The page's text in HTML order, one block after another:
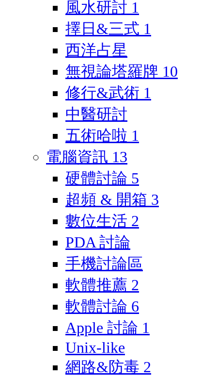
風水研討 1
擇日&三式 1
西洋占星
無視論塔羅牌 10
修行&武術 1
中醫研討
五術哈啦 1
電腦資訊 13
硬體討論 5
超頻 & 開箱 3
數位生活 2
PDA 討論
手機討論區
軟體推薦 2
軟體討論 6
Apple 討論 1
Unix-like
網路&防毒 2